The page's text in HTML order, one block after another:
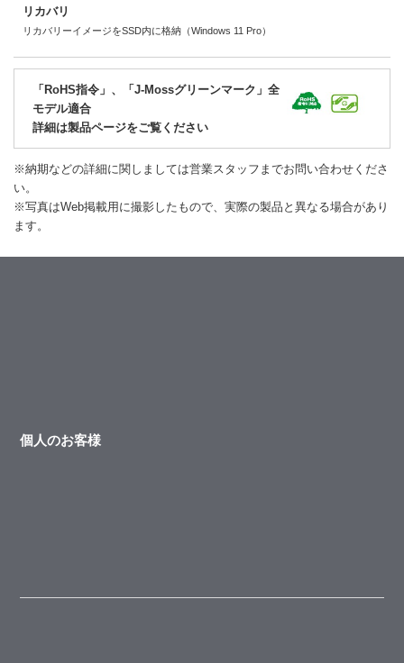
リカバリ
リカバリーイメージをSSD内に格納（Windows 11 Pro）
「RoHS指令」、「J-Mossグリーンマーク」全
モデル適合
詳細は製品ページをご覧ください
※納期などの詳細に関しましては営業スタッフまでお問い合わせくださ
い。
※写真はWeb掲載用に撮影したもので、実際の製品と異なる場合があり
ます。
個人のお客様